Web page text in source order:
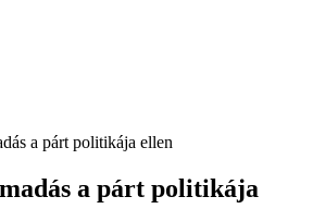
a párt politikája ellen
a párt politikája